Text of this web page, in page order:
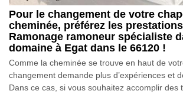
Pour le changement de votre
cheminée, préférez les
Ramonage ramoneur spécialiste
domaine à Egat dans le 66120 !
Comme la cheminée se trouve en haut de
changement demande plus d’expériences et
Dans ce cas, si vous souhaitez accomplir des